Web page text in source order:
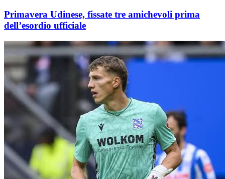
Primavera Udinese, fissate tre amichevoli prima
dell’esordio ufficiale